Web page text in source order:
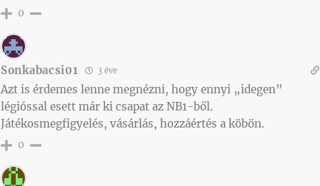
0
Sonkabacsi01 3 éve
Azt is érdemes lenne megnézni, hogy ennyi „idegen”
légióssal esett már ki csapat az NB1-ből.
Játékosmegfigyelés, vásárlás, hozzáértés a köbön.
0